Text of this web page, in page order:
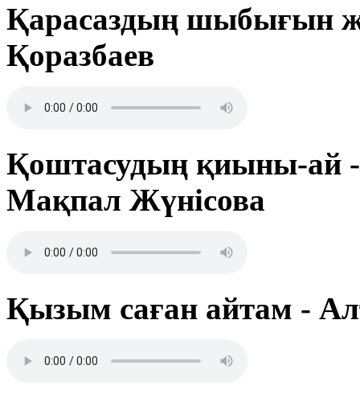
Қарасаздың шыбығын
Қоразбаев
Қоштасудың қиыны-ай
Мақпал Жүнісова
Қызым саған айтам -